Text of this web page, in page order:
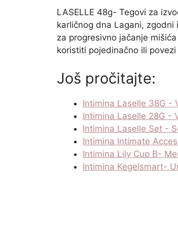
LASELLE 48g- Tegovi za
karličnog dna Lagani,
za progresivno jačanje
koristiti pojedinačno ili povezi
Još pročitajte:
Intimina Laselle 38G -
Intimina Laselle 28G -
Intimina Laselle Set -
Intimina Intimate
Intimina Lily Cup B-
Intimina Kegelsmart-